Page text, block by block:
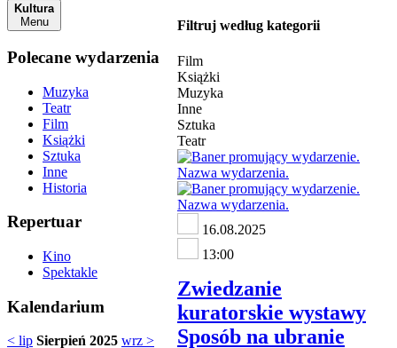
Kultura
Menu
Polecane wydarzenia
Muzyka
Teatr
Film
Książki
Sztuka
Inne
Historia
Repertuar
Kino
Spektakle
Kalendarium
< lip Sierpień 2025 wrz >
Filtruj według kategorii
Film
Książki
Muzyka
Inne
Sztuka
Teatr
16.08.2025
13:00
Zwiedzanie
kuratorskie wystawy
Sposób na ubranie